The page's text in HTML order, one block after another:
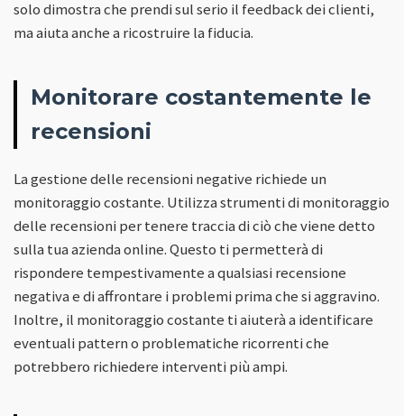
solo dimostra che prendi sul serio il feedback dei clienti,
ma aiuta anche a ricostruire la fiducia.
Monitorare costantemente le
recensioni
La gestione delle recensioni negative richiede un
monitoraggio costante. Utilizza strumenti di monitoraggio
delle recensioni per tenere traccia di ciò che viene detto
sulla tua azienda online. Questo ti permetterà di
rispondere tempestivamente a qualsiasi recensione
negativa e di affrontare i problemi prima che si aggravino.
Inoltre, il monitoraggio costante ti aiuterà a identificare
eventuali pattern o problematiche ricorrenti che
potrebbero richiedere interventi più ampi.